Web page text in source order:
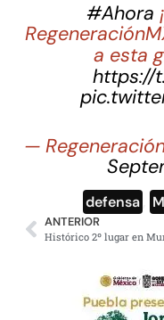
#Ahora
a esta
https://
—
defensa
ANTERIOR